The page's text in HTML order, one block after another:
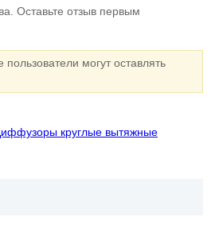
Оставьте отзыв первым
могут оставлять
круглые вытяжные